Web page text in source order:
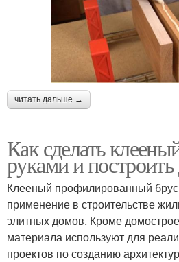
читать дальше →
Как сделать
руками и
Клееный профилированный
применение в строительстве
элитных домов. Кроме
материала используют для
проектов по созданию